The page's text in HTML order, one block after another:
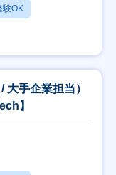
験OK
手企業担当）
】